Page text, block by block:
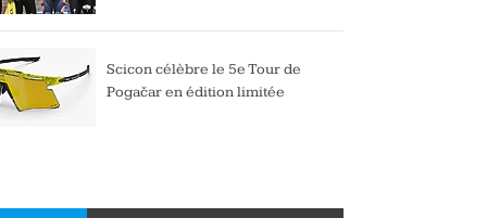
Scicon célèbre le 5e Tour de
Pogačar en édition limitée